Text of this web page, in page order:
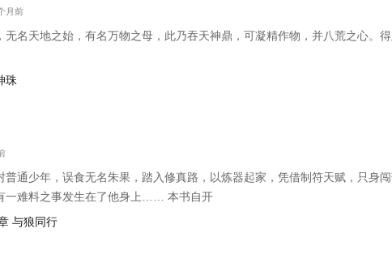
月前
无名天地之始，有名万物之母，此乃吞天神鼎，可凝精作物，并八荒之心
珠
普通少年，误食无名朱果，踏入修真路，以炼器起家，凭借制符天赋，只身
一难料之事发生在了他身上…… 本书自开
与狼同行